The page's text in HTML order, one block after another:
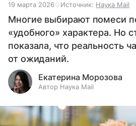
19 марта 2026 Источник: Наука Mail
Многие выбирают помеси
«удобного» характера. Но
показала, что реальность
от ожиданий.
Екатерина Морозова
Автор Наука Mail